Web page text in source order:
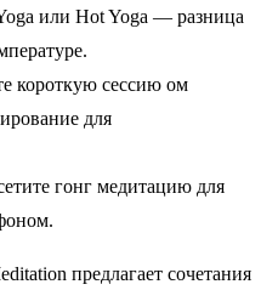
или Hot Yoga — разница
короткую сессию ом
для
гонг медитацию для
предлагает сочетания